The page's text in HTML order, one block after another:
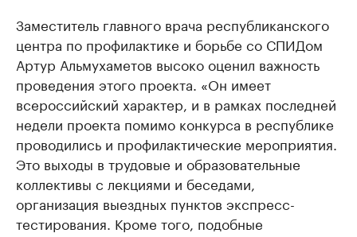
Заместитель главного врача республиканского
центра по профилактике и борьбе со СПИДом
Артур Альмухаметов высоко оценил важность
проведения этого проекта. «Он имеет
всероссийский характер, и в рамках последней
недели проекта помимо конкурса в республике
проводились и профилактические мероприятия.
Это выходы в трудовые и образовательные
коллективы с лекциями и беседами,
организация выездных пунктов экспресс-
тестирования. Кроме того, подобные